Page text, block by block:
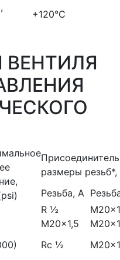
+120°С
размеры
Резьба, А
R ½
М20×1,5
Rс ½